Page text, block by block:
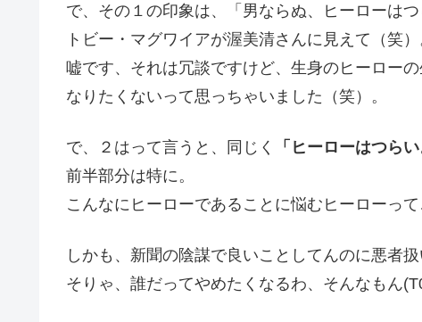
で、その１の印象は、「男ならぬ、ヒーローはつ
トビー・マグワイアが渥美清さんに見えて（笑）
嘘です、それは冗談ですけど、生身のヒーローの
なりたくないって思っちゃいました（笑）。
で、２はって言うと、同じく 「ヒーローはつらい
前半部分は特に。
こんなにヒーローであることに悩むヒーローって
しかも、新聞の陰謀で良いことしてんのに悪者扱
そりゃ、誰だってやめたくなるわ、そんなもん